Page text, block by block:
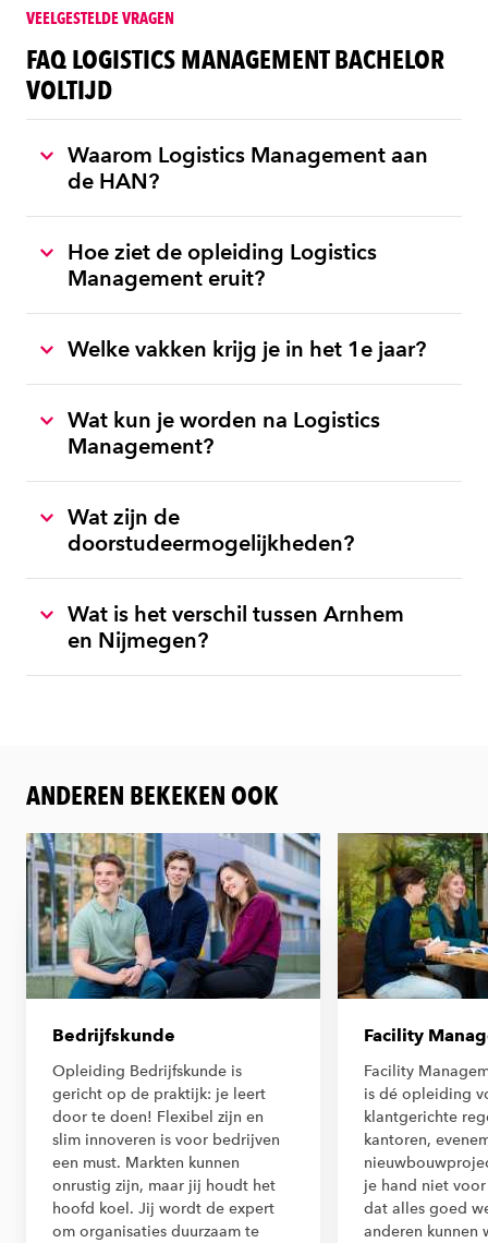
VEELGESTELDE VRAGEN
FAQ LOGISTICS MANAGEMENT BACHELOR
VOLTIJD
Waarom Logistics Management aan
de HAN?
Hoe ziet de opleiding Logistics
Management eruit?
Welke vakken krijg je in het 1e jaar?
Wat kun je worden na Logistics
Management?
Wat zijn de
doorstudeermogelijkheden?
Wat is het verschil tussen Arnhem
en Nijmegen?
ANDEREN BEKEKEN OOK
Bedrijfskunde
Opleiding Bedrijfskunde is
gericht op de praktijk: je leert
door te doen! Flexibel zijn en
slim innoveren is voor bedrijven
een must. Markten kunnen
onrustig zijn, maar jij houdt het
hoofd koel. Jij wordt de expert
om organisaties duurzaam te
Facility
Facility
is dé opleiding
klantgerichte
kantoren,
je hand niet
dat alles goed
anderen kunnen